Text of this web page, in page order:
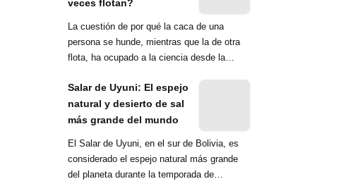
veces flotan?
La cuestión de por qué la caca de una
persona se hunde, mientras que la de otra
flota, ha ocupado a la ciencia desde la
Salar de Uyuni: El espejo
natural y desierto de sal
más grande del mundo
El Salar de Uyuni, en el sur de Bolivia, es
considerado el espejo natural más grande
del planeta durante la temporada de